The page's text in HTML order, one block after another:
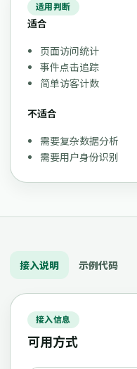
适用判断
适合
页面访问统计
事件点击追踪
简单访客计数
不适合
需要复杂数据分析
需要用户身份识别
接入说明 示例代码
接入信息
可用方式